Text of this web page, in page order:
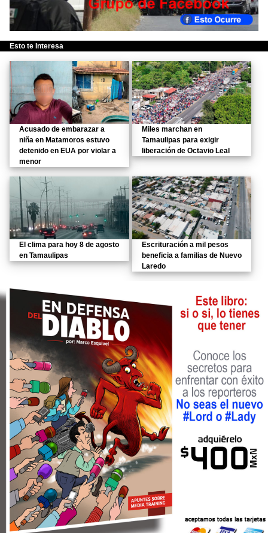
Esto te Interesa
Acusado de embarazar a
niña en Matamoros estuvo
detenido en EUA por violar a
menor
Miles marchan en
Tamaulipas para exigir
liberación de Octavio Leal
El clima para hoy 8 de agosto
en Tamaulipas
Escrituración a mil pesos
beneficia a familias de Nuevo
Laredo